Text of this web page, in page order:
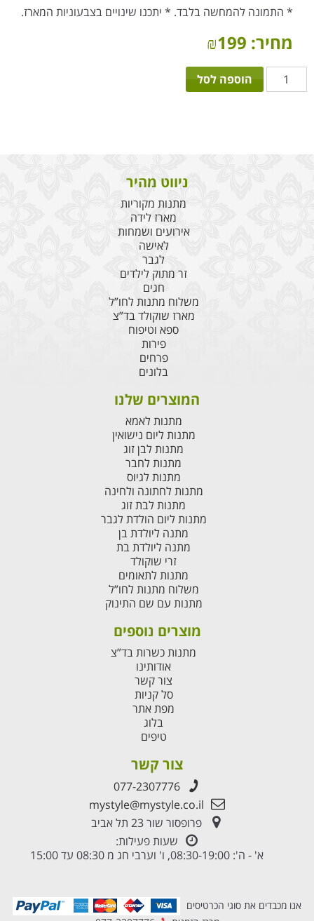
* התמונה להמחשה בלבד. * יתכנו שינויים בצבעוניות המארז.
מחיר: ₪199
כמות
הוספה לסל
ניווט מהיר
מתנות מקוריות
מארז לידה
אירועים ושמחות
לאישה
לגבר
זר מתוק לילדים
חגים
משלוח מתנות לחו”ל
מארז שוקולד בד”צ
ספא וטיפוח
פירות
פרחים
בלונים
המוצרים שלנו
מתנות לאמא
מתנות ליום נישואין
מתנות לבן זוג
מתנות לחבר
מתנות לגיוס
מתנות לחתונה ולחינה
מתנות לבת זוג
מתנות ליום הולדת לגבר
מתנה ליולדת בן
מתנה ליולדת בת
זרי שוקולד
מתנות לתאומים
משלוח מתנות לחו”ל
מתנות עם שם התינוק
מוצרים נוספים
מתנות כשרות בד”צ
אודותינו
צור קשר
סל קניות
מפת אתר
בלוג
טיפים
צור קשר
077-2307776
mystyle@mystyle.co.il
פרופסור שור 23 תל אביב
שעות פעילות:
א' - ה': 08:30-19:00, ו' וערבי חג מ 08:30 עד 15:00
אנו מכבדים את סוגי הכרטיסים